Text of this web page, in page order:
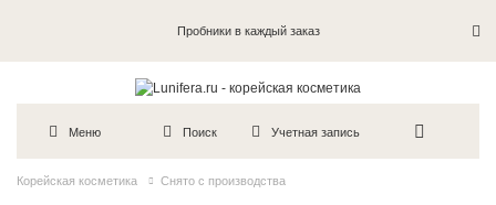
Пробники в каждый заказ
Меню Поиск Учетная запись
Корейская косметика Снято с производства